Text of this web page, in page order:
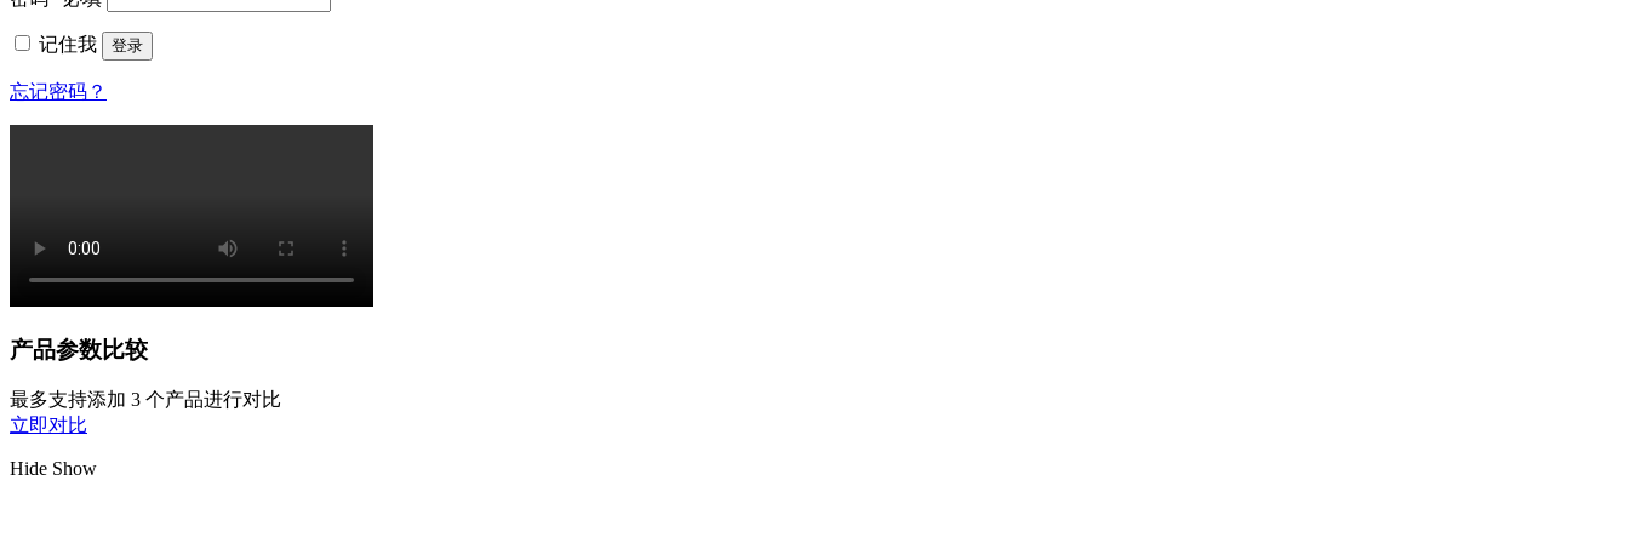
记住我 登录
忘记密码？
产品参数比较
最多支持添加 3 个产品进行对比
立即对比
Hide Show